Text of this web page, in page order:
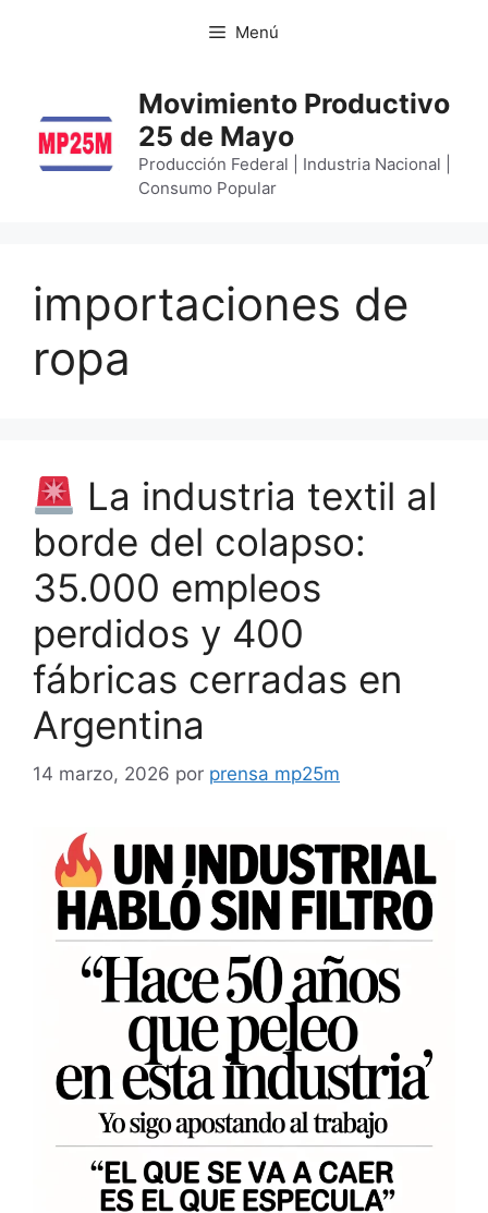
Menú
Movimiento Productivo
25 de Mayo
Producción Federal | Industria Nacional |
Consumo Popular
importaciones de
ropa
La industria textil al
borde del colapso:
35.000 empleos
perdidos y 400
fábricas cerradas en
Argentina
14 marzo, 2026 por prensa mp25m